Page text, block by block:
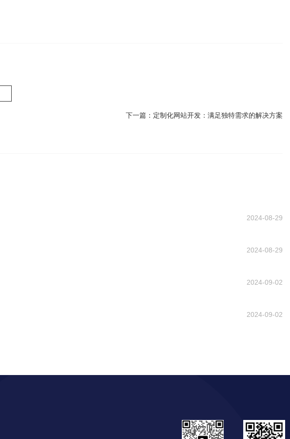
下一篇： 定制化网站开发：满足独特需求的解决方案
2024-08-29
2024-08-29
2024-09-02
2024-09-02